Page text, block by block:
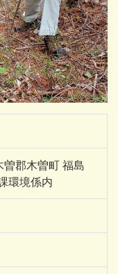
郡木曽町 福島
環境係内